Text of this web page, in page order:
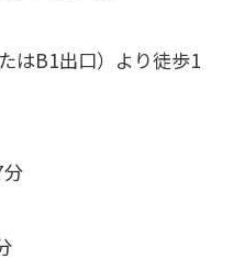
はB1出口）より徒歩1